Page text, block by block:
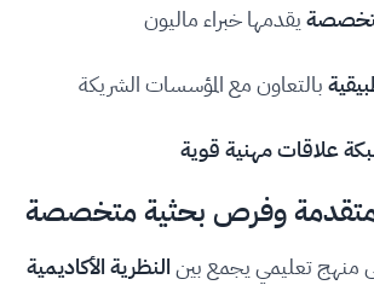
يقدمها خبراء ماليون
بالتعاون مع المؤسسات الشريكة
علاقات مهنية قوية
متقدمة وفرص بحثية متخصصة
منهج تعليمي يجمع بينالنظرية الأكاديمية